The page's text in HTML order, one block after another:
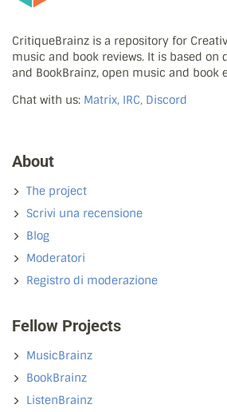
CritiqueBrainz is a repository for
music and book reviews. It is based on
and BookBrainz, open music and book
Chat with us: Matrix, IRC, Discord
About
The project
Scrivi una recensione
Blog
Moderatori
Registro di moderazione
Fellow Projects
MusicBrainz
BookBrainz
ListenBrainz